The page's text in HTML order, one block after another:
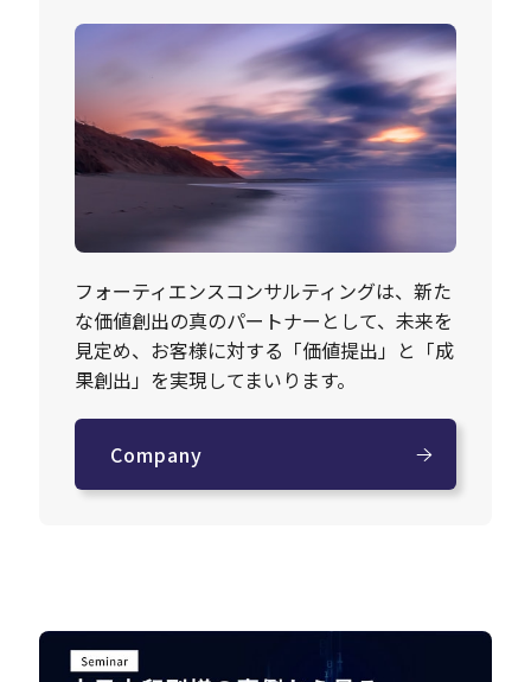
フォーティエンスコンサルティングは、新た
な価値創出の真のパートナーとして、未来を
見定め、お客様に対する「価値提出」と「成
果創出」を実現してまいります。
Company